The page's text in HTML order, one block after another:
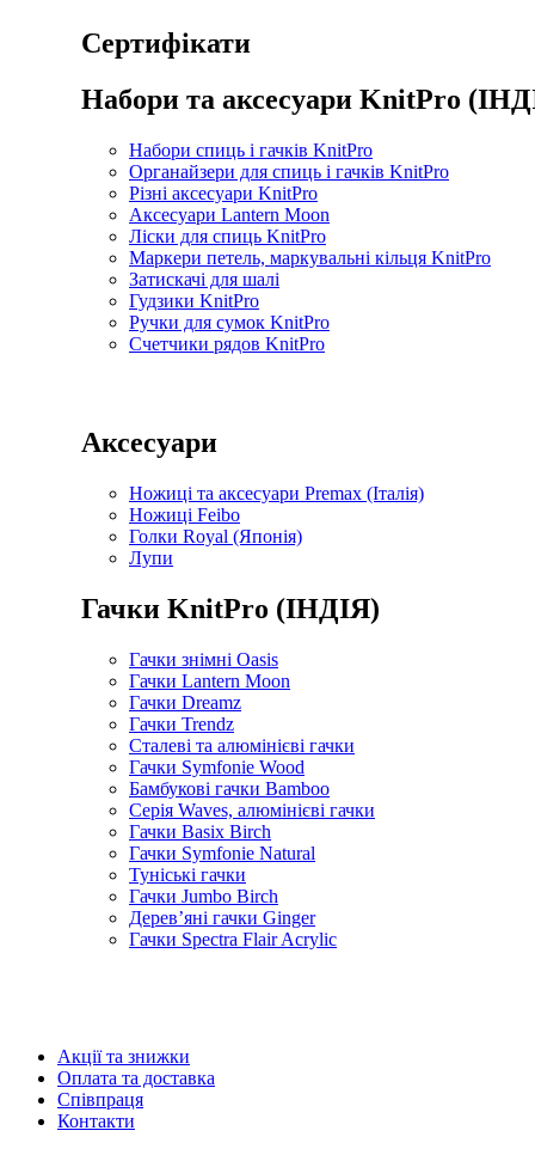
Сертифікати
Набори та аксесуари KnitPro
Набори спиць і гачків KnitPro
Органайзери для спиць і гачків KnitPro
Різні аксесуари KnitPro
Аксесуари Lantern Moon
Ліски для спиць KnitPro
Маркери петель, маркувальні кільця KnitPro
Затискачі для шалі
Гудзики KnitPro
Ручки для сумок KnitPro
Счетчики рядов KnitPro
Аксесуари
Ножиці та аксесуари Premax (Італія)
Ножиці Feibo
Голки Royal (Японія)
Лупи
Гачки KnitPro (ІНДІЯ)
Гачки знімні Oasis
Гачки Lantern Moon
Гачки Dreamz
Гачки Trendz
Сталеві та алюмінієві гачки
Гачки Symfonie Wood
Бамбукові гачки Bamboo
Серія Waves, алюмінієві гачки
Гачки Basix Birch
Гачки Symfonie Natural
Туніські гачки
Гачки Jumbo Birch
Дерев’яні гачки Ginger
Гачки Spectra Flair Acrylic
Акції та знижки
Оплата та доставка
Співпраця
Контакти